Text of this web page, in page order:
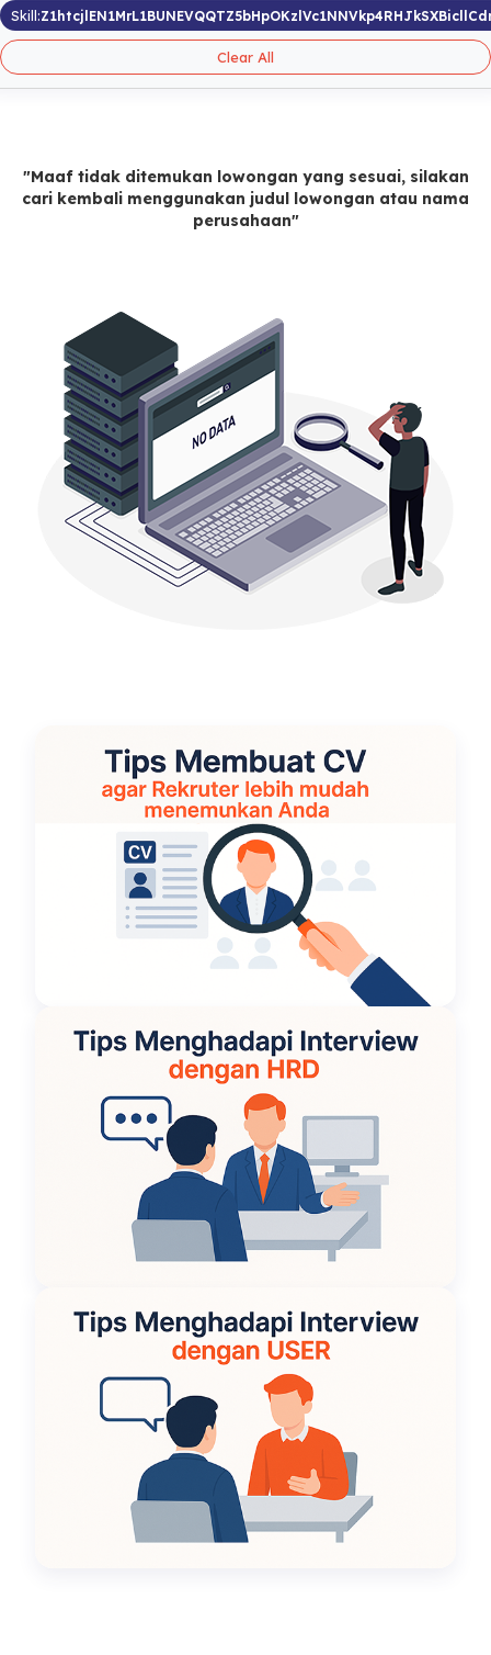
Skill:
Clear All
"Maaf tidak ditemukan lowongan yang sesuai, silakan
cari kembali menggunakan judul lowongan atau nama
perusahaan"